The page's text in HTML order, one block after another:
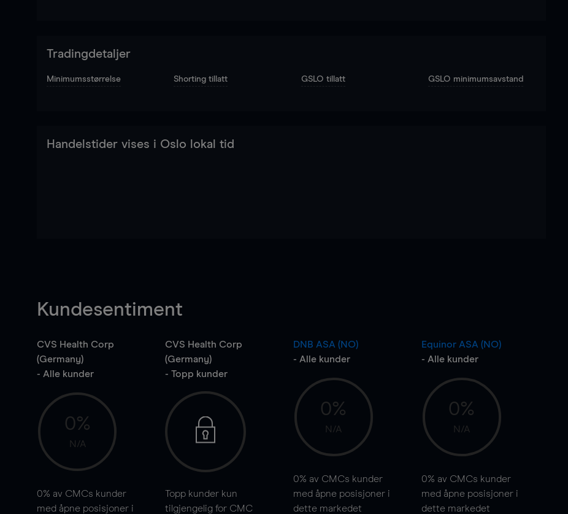
Tradingdetaljer
Minimumsstørrelse Shorting tillatt GSLO tillatt GSLO minimumsavstand
Handelstider vises i Oslo lokal tid
Kundesentiment
CVS Health Corp
(Germany)
- Alle kunder
0%
N/A
0% av CMCs kunder
med åpne posisjoner i
CVS Health Corp
(Germany)
- Topp kunder
Topp kunder kun
tilgjengelig for CMC
DNB ASA (NO)
- Alle kunder
0%
N/A
0% av CMCs kunder
med åpne posisjoner i
dette markedet
Equinor ASA (NO)
- Alle kunder
0%
N/A
0% av CMCs kunder
med åpne posisjoner i
dette markedet